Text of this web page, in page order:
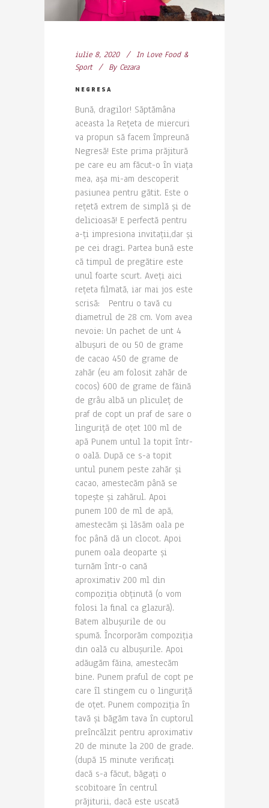
iulie 8, 2020 In Love Food &
Sport
By Cezara
NEGRESA
Bună, dragilor! Săptămâna
aceasta la Rețeta de miercuri
va propun să facem împreună
Negresă! Este prima prăjitură
pe care eu am făcut-o în viața
mea, așa mi-am descoperit
pasiunea pentru gătit. Este o
rețetă extrem de simplă și de
delicioasă! E perfectă pentru
a-ți impresiona invitații,dar și
pe cei dragi. Partea bună este
că timpul de pregătire este
unul foarte scurt. Aveți aici
rețeta filmată, iar mai jos este
scrisă: Pentru o tavă cu
diametrul de 28 cm. Vom avea
nevoie: Un pachet de unt 4
albușuri de ou 50 de grame
de cacao 450 de grame de
zahăr (eu am folosit zahăr de
cocos) 600 de grame de făină
de grâu albă un pliculeț de
praf de copt un praf de sare o
linguriță de oțet 100 ml de
apă Punem untul la topit într-
o oală. După ce s-a topit
untul punem peste zahăr și
cacao, amestecăm până se
topește și zahărul. Apoi
punem 100 de ml de apă,
amestecăm și lăsăm oala pe
foc până dă un clocot. Apoi
punem oala deoparte și
turnăm într-o cană
aproximativ 200 ml din
compoziția obținută (o vom
folosi la final ca glazură).
Batem albușurile de ou
spumă. Încorporăm compoziția
din oală cu albușurile. Apoi
adăugăm făina, amestecăm
bine. Punem praful de copt pe
care îl stingem cu o linguriță
de oțet. Punem compoziția în
tavă și băgăm tava în cuptorul
preîncălzit pentru aproximativ
20 de minute la 200 de grade.
(după 15 minute verificați
dacă s-a făcut, băgați o
scobitoare în centrul
prăjiturii, dacă este uscată